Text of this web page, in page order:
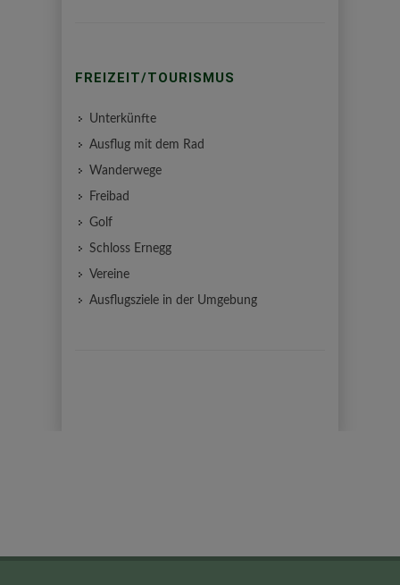
FREIZEIT/TOURISMUS
Unterkünfte
Ausflug mit dem Rad
Wanderwege
Freibad
Golf
Schloss Ernegg
Vereine
Ausflugsziele in der Umgebung